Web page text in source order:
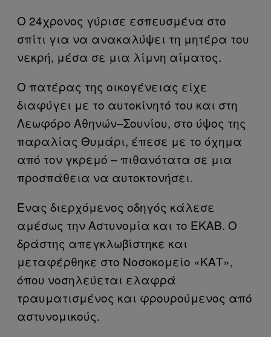
Ο 24χρονος γύρισε εσπευσμένα στο
σπίτι για να ανακαλύψει τη μητέρα του
νεκρή, μέσα σε μια λίμνη αίματος.
Ο πατέρας της οικογένειας είχε
διαφύγει με το αυτοκίνητό του και στη
Λεωφόρο Αθηνών–Σουνίου, στο ύψος της
παραλίας Θυμάρι, έπεσε με το όχημα
από τον γκρεμό – πιθανότατα σε μια
προσπάθεια να αυτοκτονήσει.
Ένας διερχόμενος οδηγός κάλεσε
αμέσως την Αστυνομία και το ΕΚΑΒ. Ο
δράστης απεγκλωβίστηκε και
μεταφέρθηκε στο Νοσοκομείο «ΚΑΤ»,
όπου νοσηλεύεται ελαφρά
τραυματισμένος και φρουρούμενος από
αστυνομικούς.